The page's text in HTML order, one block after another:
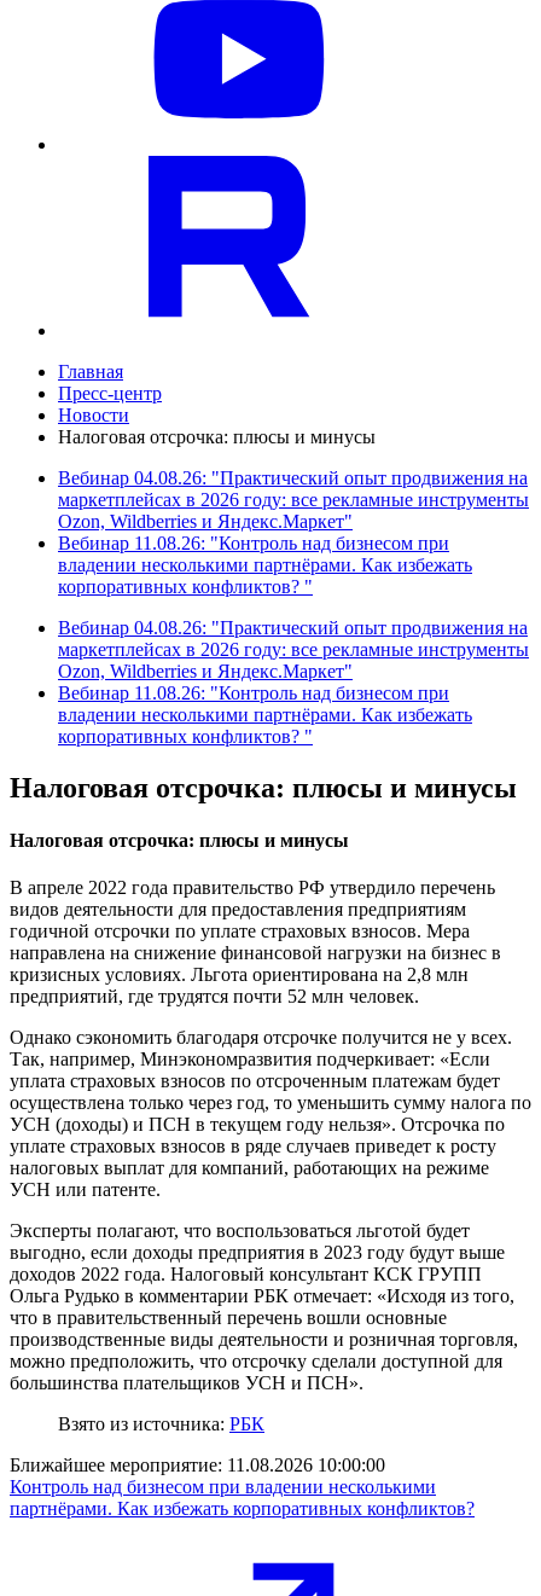
Главная
Пресс-центр
Новости
Налоговая отсрочка: плюсы и минусы
Вебинар 04.08.26: "Практический опыт продвижения на
маркетплейсах в 2026 году: все рекламные инструменты
Ozon, Wildberries и Яндекс.Маркет"
Вебинар 11.08.26: "Контроль над бизнесом при
владении несколькими партнёрами. Как избежать
корпоративных конфликтов? "
Вебинар 04.08.26: "Практический опыт продвижения на
маркетплейсах в 2026 году: все рекламные инструменты
Ozon, Wildberries и Яндекс.Маркет"
Вебинар 11.08.26: "Контроль над бизнесом при
владении несколькими партнёрами. Как избежать
корпоративных конфликтов? "
Налоговая отсрочка: плюсы и минусы
Налоговая отсрочка: плюсы и минусы
В апреле 2022 года правительство РФ утвердило перечень
видов деятельности для предоставления предприятиям
годичной отсрочки по уплате страховых взносов. Мера
направлена на снижение финансовой нагрузки на бизнес в
кризисных условиях. Льгота ориентирована на 2,8 млн
предприятий, где трудятся почти 52 млн человек.
Однако сэкономить благодаря отсрочке получится не у всех.
Так, например, Минэкономразвития подчеркивает: «Если
уплата страховых взносов по отсроченным платежам будет
осуществлена только через год, то уменьшить сумму налога по
УСН (доходы) и ПСН в текущем году нельзя». Отсрочка по
уплате страховых взносов в ряде случаев приведет к росту
налоговых выплат для компаний, работающих на режиме
УСН или патенте.
Эксперты полагают, что воспользоваться льготой будет
выгодно, если доходы предприятия в 2023 году будут выше
доходов 2022 года. Налоговый консультант КСК ГРУПП
Ольга Рудько в комментарии РБК отмечает: «Исходя из того,
что в правительственный перечень вошли основные
производственные виды деятельности и розничная торговля,
можно предположить, что отсрочку сделали доступной для
большинства плательщиков УСН и ПСН».
Взято из источника: РБК
Ближайшее мероприятие: 11.08.2026 10:00:00
Контроль над бизнесом при владении несколькими
партнёрами. Как избежать корпоративных конфликтов?